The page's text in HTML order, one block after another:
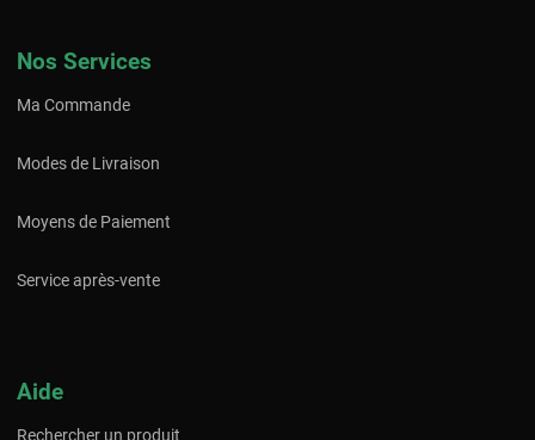
Nos Services
Ma Commande
Modes de Livraison
Moyens de Paiement
Service après-vente
Aide
Rechercher un produit